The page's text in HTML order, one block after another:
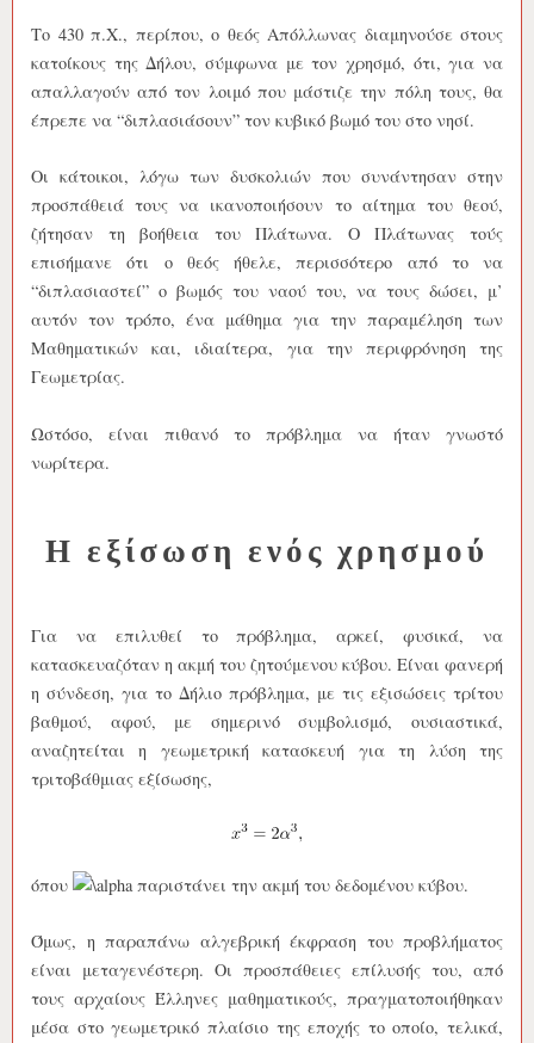
Το 430 π.Χ., περίπου, ο θεός Απόλλωνας διαμηνούσε στους
κατοίκους της Δήλου, σύμφωνα με τον χρησμό, ότι, για να
απαλλαγούν από τον λοιμό που μάστιζε την πόλη τους, θα
έπρεπε να “διπλασιάσουν” τον κυβικό βωμό του στο νησί.
Οι κάτοικοι, λόγω των δυσκολιών που συνάντησαν στην
προσπάθειά τους να ικανοποιήσουν το αίτημα του θεού,
ζήτησαν τη βοήθεια του Πλάτωνα. Ο Πλάτωνας τούς
επισήμανε ότι ο θεός ήθελε, περισσότερο από το να
“διπλασιαστεί” ο βωμός του ναού του, να τους δώσει, μ’
αυτόν τον τρόπο, ένα μάθημα για την παραμέληση των
Μαθηματικών και, ιδιαίτερα, για την περιφρόνηση της
Γεωμετρίας.
Ωστόσο, είναι πιθανό το πρόβλημα να ήταν γνωστό
νωρίτερα.
Η εξίσωση ενός χρησμού
Για να επιλυθεί το πρόβλημα, αρκεί, φυσικά, να
κατασκευαζόταν η ακμή του ζητούμενου κύβου. Είναι φανερή
η σύνδεση, για το Δήλιο πρόβλημα, με τις εξισώσεις τρίτου
βαθμού, αφού, με σημερινό συμβολισμό, ουσιαστικά,
αναζητείται η γεωμετρική κατασκευή για τη λύση της
τριτοβάθμιας εξίσωσης,
όπου παριστάνει την ακμή του δεδομένου κύβου.
Όμως, η παραπάνω αλγεβρική έκφραση του προβλήματος
είναι μεταγενέστερη. Οι προσπάθειες επίλυσής του, από
τους αρχαίους Έλληνες μαθηματικούς, πραγματοποιήθηκαν
μέσα στο γεωμετρικό πλαίσιο της εποχής το οποίο, τελικά,